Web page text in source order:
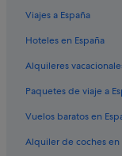
Viajes a España
Hoteles en España
Alquileres
Paquetes de viaje a
Vuelos baratos en
Alquiler de coches en